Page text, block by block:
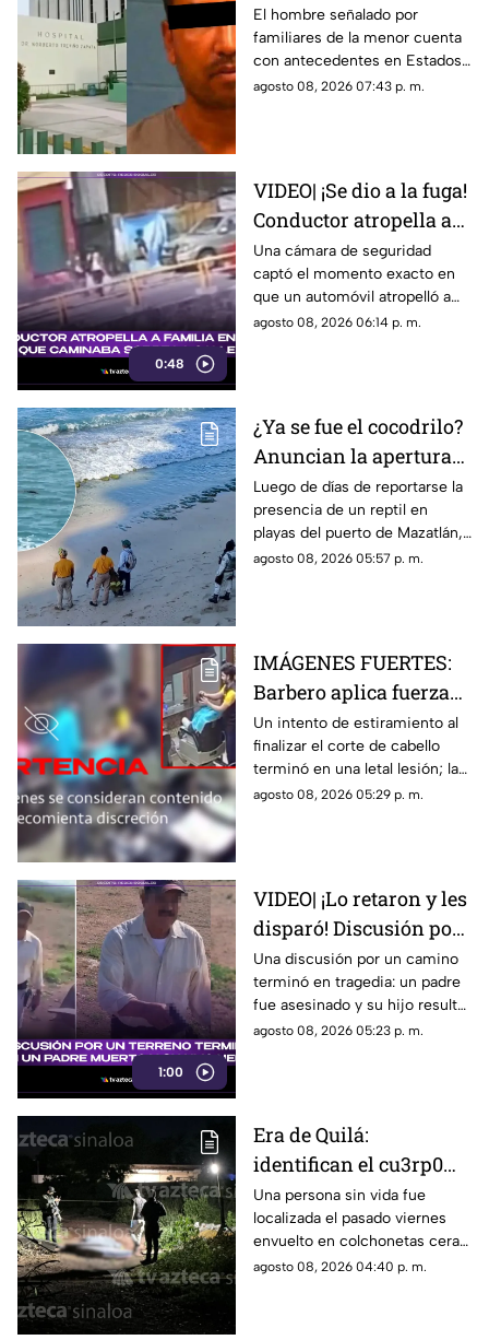
11 años, cuenta con
historial de abus0;
familiares lo acusan
El hombre señalado por
familiares de la menor cuenta
con antecedentes en Estados
Unidos por abuso a una menor;
agosto 08, 2026 07:43 p. m.
0:48
VIDEO| ¡Se dio a la fuga!
Conductor atropella a
familia entera que
caminaba sobre la calle
Una cámara de seguridad
captó el momento exacto en
que un automóvil atropelló a
una familia entera.
agosto 08, 2026 06:14 p. m.
¿Ya se fue el cocodrilo?
Anuncian la apertura
de playas en Mazatlán
tras cuatro días
cerradas
Luego de días de reportarse la
presencia de un reptil en
playas del puerto de Mazatlán,
autoridades confirmaron la
agosto 08, 2026 05:57 p. m.
IMÁGENES FUERTES:
Barbero aplica fuerza
de más y le rompe el
cuello a un cliente en
pleno corte
Un intento de estiramiento al
finalizar el corte de cabello
terminó en una letal lesión; las
estremecedoras imágenes
agosto 08, 2026 05:29 p. m.
1:00
VIDEO| ¡Lo retaron y les
disparó! Discusión por
un terreno termina con
un padre muerto y su
hijo herido
Una discusión por un camino
terminó en tragedia: un padre
fue asesinado y su hijo resultó
herido.
agosto 08, 2026 05:23 p. m.
Era de Quilá:
identifican el cu3rp0
envuelto en
colchonetas hallado en
Los Cerritos, Culiacán
Una persona sin vida fue
localizada el pasado viernes
envuelto en colchonetas cera
del sector de Los Cerritos, en
agosto 08, 2026 04:40 p. m.